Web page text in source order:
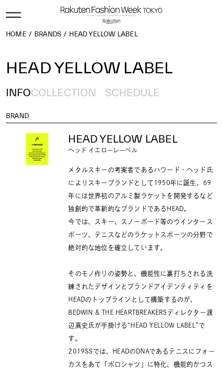
HOME BRANDS HEAD YELLOW LABEL
HEAD YELLOW LABEL
INFOCOLLECTION SCHEDULE
BRAND
HEAD YELLOW LABEL
ヘッド イエローレーベル
メタルスキーの考案者であるハワード・ヘッド氏
によりスキーブランドとして1950年に誕生、69
年には世界初のアルミ製ラケットを開発するなど
独創的で革新的なブランドであるHEAD。
今では、スキー、スノーボード等のウインタース
ポーツ、テニスなどのラケットスポーツの分野で
絶対的な地位を確立しています。
そのモノ作りの姿勢と、機能性に裏打ちされる洗
練されたデザインとブランドアイデンティティを
HEADのトップラインとして構築するのが、
BEDWIN & THE HEARTBREAKERSディレクター渡
辺真史氏が手掛ける“HEAD YELLOW LABEL”で
す。
2019SSでは、HEADのDNAであるテニスにフォー
カスをあて「ポロシャツ」に特化、機能的かつス